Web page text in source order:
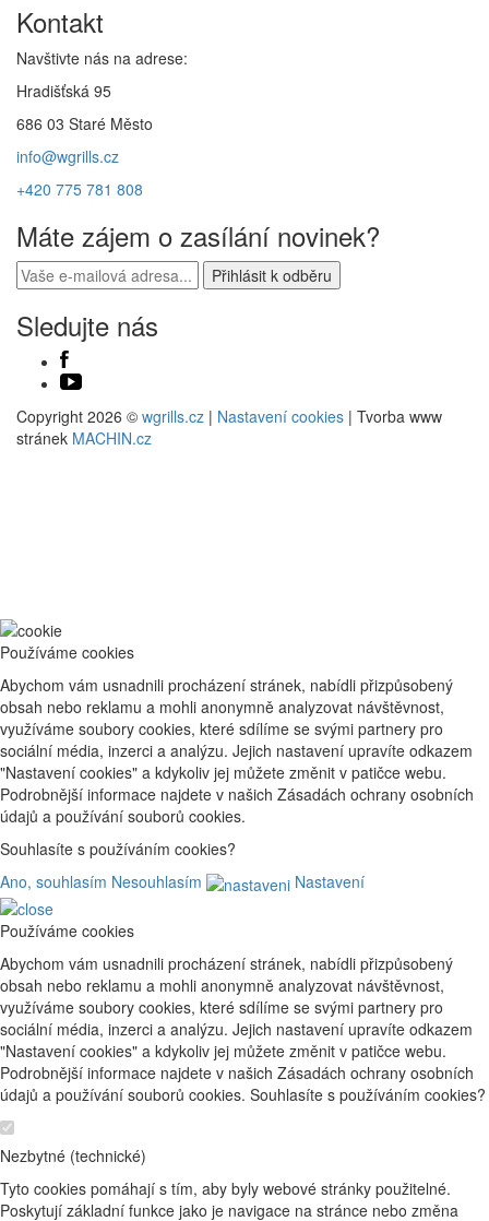
Kontakt
Navštivte nás na adrese:
Hradišťská 95
686 03 Staré Město
info@wgrills.cz
+420 775 781 808
Máte zájem o zasílání novinek?
Sledujte nás
Copyright 2026 © wgrills.cz | Nastavení cookies | Tvorba www
stránek MACHIN.cz
Používáme cookies
Abychom vám usnadnili procházení stránek, nabídli přizpůsobený
obsah nebo reklamu a mohli anonymně analyzovat návštěvnost,
využíváme soubory cookies, které sdílíme se svými partnery pro
sociální média, inzerci a analýzu. Jejich nastavení upravíte odkazem
"Nastavení cookies" a kdykoliv jej můžete změnit v patičce webu.
Podrobnější informace najdete v našich Zásadách ochrany osobních
údajů a používání souborů cookies.
Souhlasíte s používáním cookies?
Ano, souhlasím Nesouhlasím Nastavení
Používáme cookies
Abychom vám usnadnili procházení stránek, nabídli přizpůsobený
obsah nebo reklamu a mohli anonymně analyzovat návštěvnost,
využíváme soubory cookies, které sdílíme se svými partnery pro
sociální média, inzerci a analýzu. Jejich nastavení upravíte odkazem
"Nastavení cookies" a kdykoliv jej můžete změnit v patičce webu.
Podrobnější informace najdete v našich Zásadách ochrany osobních
údajů a používání souborů cookies. Souhlasíte s používáním cookies?
Nezbytné (technické)
Tyto cookies pomáhají s tím, aby byly webové stránky použitelné.
Poskytují základní funkce jako je navigace na stránce nebo změna